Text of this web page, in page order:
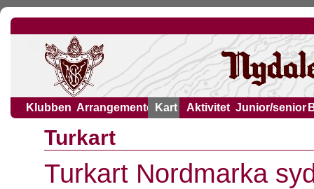
Klubben Arrangementer Kart Aktivitet Junior/senior
Turkart
Turkart Nordmarka